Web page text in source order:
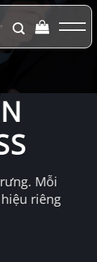
▼
Mỗi
riêng